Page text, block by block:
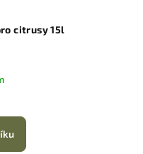
citrusy 15l